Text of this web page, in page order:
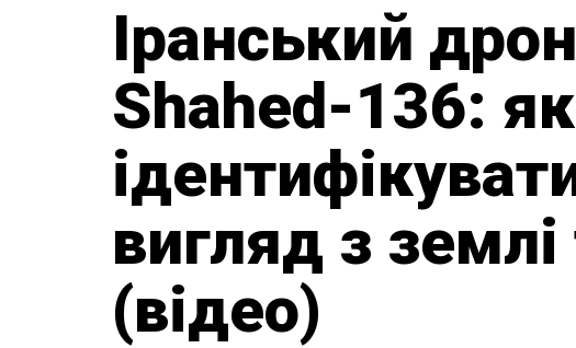
Іранський
Shahed-136: як
вигляд з землі
(відео)